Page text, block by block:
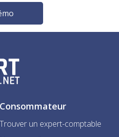
Consommateur
Trouver un expert-comptable